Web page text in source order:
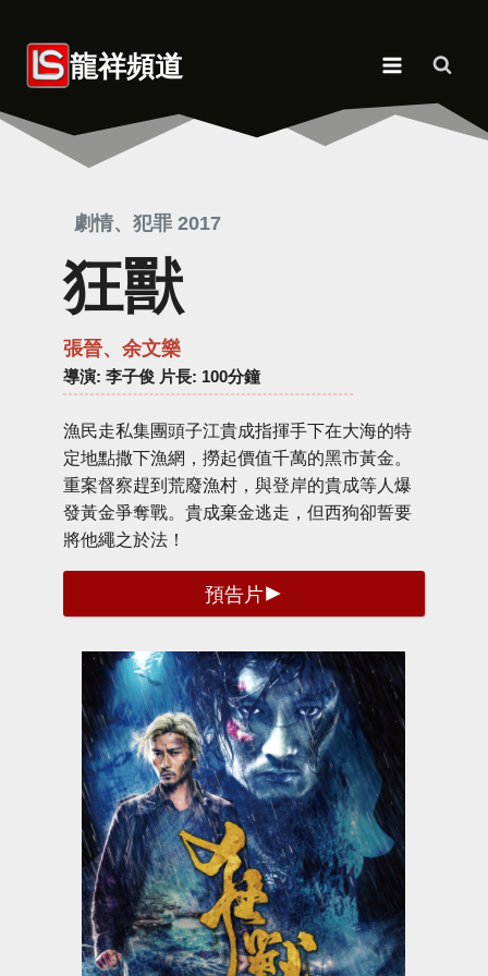
content 龍祥頻道
劇情、犯罪 2017
狂獸
張晉、余文樂
導演: 李子俊 片長: 100分鐘
漁民走私集團頭子江貴成指揮手下在大海的特
定地點撒下漁網，撈起價值千萬的黑市黃金。
重案督察趕到荒廢漁村，與登岸的貴成等人爆
發黃金爭奪戰。貴成棄金逃走，但西狗卻誓要
將他繩之於法！
預告片